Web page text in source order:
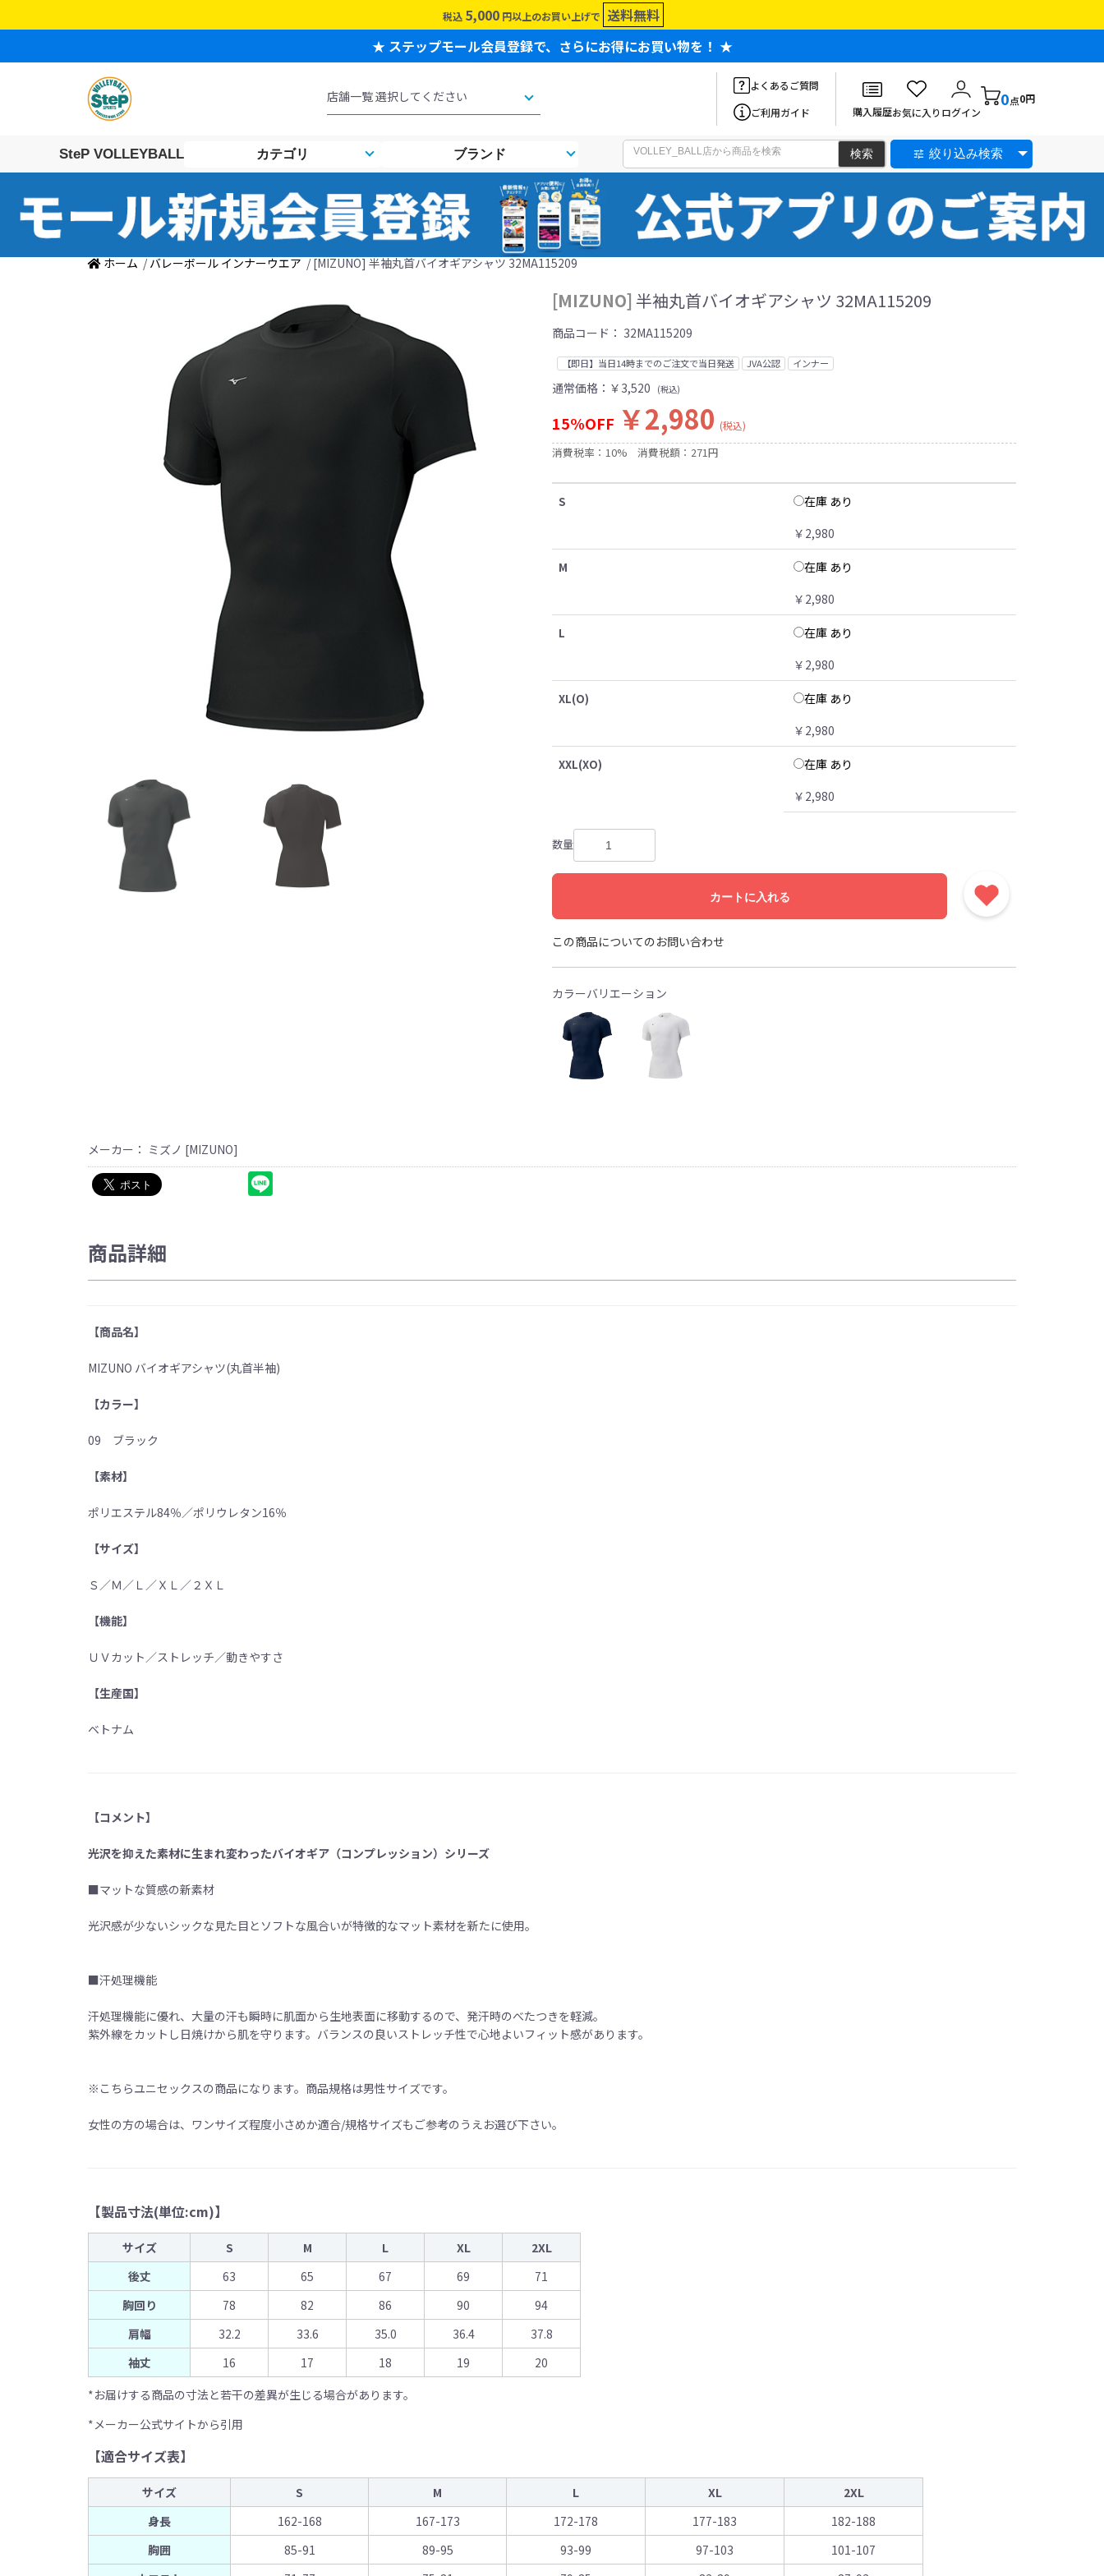
税込 5,000 円以上のお買い上げで 送料無料
★ ステップモール会員登録で、さらにお得にお買い物を！ ★
よくあるご質問
ご利用ガイド
購入履歴お気に入りログイン
0点0円
SteP VOLLEYBALL カテゴリ ブランド 絞り込み検索
ホーム / バレーボール インナーウエア / [MIZUNO] 半袖丸首バイオギアシャツ 32MA115209
[MIZUNO] 半袖丸首バイオギアシャツ 32MA115209
商品コード： 32MA115209
【即日】当日14時までのご注文で当日発送 JVA公認 インナー
通常価格： ￥3,520 (税込)
15%OFF ￥2,980 (税込)
消費税率：10% 消費税額：271円
S
在庫 あり
￥2,980
M
在庫 あり
￥2,980
L
在庫 あり
￥2,980
XL(O)
在庫 あり
￥2,980
XXL(XO)
在庫 あり
￥2,980
数量
カートに入れる
この商品についてのお問い合わせ
カラーバリエーション
メーカー： ミズノ [MIZUNO]
商品詳細
【商品名】
MIZUNO バイオギアシャツ(丸首半袖)
【カラー】
09 ブラック
【素材】
ポリエステル84％／ポリウレタン16％
【サイズ】
Ｓ／Ｍ／Ｌ／ＸＬ／２ＸＬ
【機能】
ＵＶカット／ストレッチ／動きやすさ
【生産国】
ベトナム
【コメント】
光沢を抑えた素材に生まれ変わったバイオギア（コンプレッション）シリーズ
■マットな質感の新素材
光沢感が少ないシックな見た目とソフトな風合いが特徴的なマット素材を新たに使用。
■汗処理機能
汗処理機能に優れ、大量の汗も瞬時に肌面から生地表面に移動するので、発汗時のべたつきを軽減。
紫外線をカットし日焼けから肌を守ります。バランスの良いストレッチ性で心地よいフィット感があります。
※こちらユニセックスの商品になります。商品規格は男性サイズです。
女性の方の場合は、ワンサイズ程度小さめか適合/規格サイズもご参考のうえお選び下さい。
【製品寸法(単位:cm)】
サイズ S M L XL
2XL
後丈
63 65 67 69
71
胸回り
78 82 86 90
94
肩幅
32.2 33.6 35.0 36.4
37.8
袖丈
16 17 18 19
20
*お届けする商品の寸法と若干の差異が生じる場合があります。
*メーカー公式サイトから引用
【適合サイズ表】
サイズ S M L XL
2XL
身長
162-168 167-173 172-178 177-183
182-188
胸囲
85-91 89-95 93-99 97-103
101-107